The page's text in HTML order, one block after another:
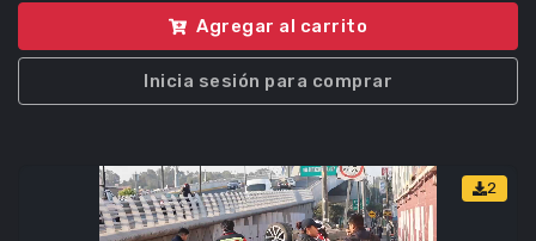
Agregar al carrito
Inicia sesión para comprar
2